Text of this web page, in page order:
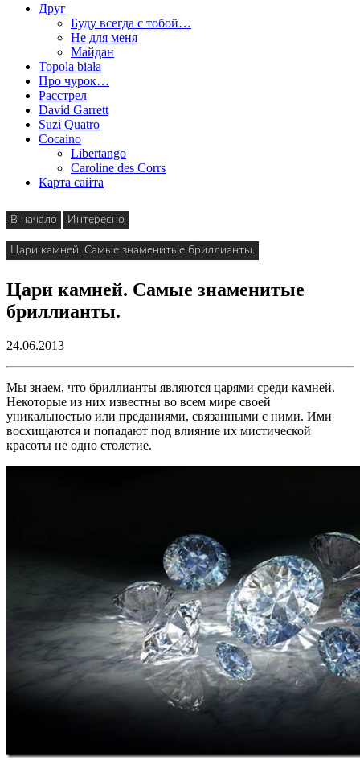
Друг
Буду всегда с тобой…
Не для меня
Майдан
Topola biała
Про чурок…
Расстрел
David Garrett
Suzi Quatro
Cocaino
Libertango
Caroline des Corrs
Карта сайта
В начало Интересно
Цари камней. Самые знаменитые бриллианты.
Цари камней. Самые знаменитые
бриллианты.
24.06.2013
Мы знаем, что бриллианты являются царями среди камней.
Некоторые из них известны во всем мире своей
уникальностью или преданиями, связанными с ними. Ими
восхищаются и попадают под влияние их мистической
красоты не одно столетие.